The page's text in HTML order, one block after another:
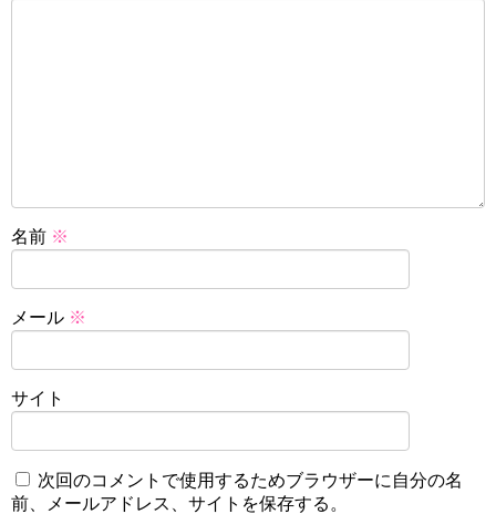
名前 ※
メール ※
サイト
次回のコメントで使用するためブラウザーに自分の名
前、メールアドレス、サイトを保存する。